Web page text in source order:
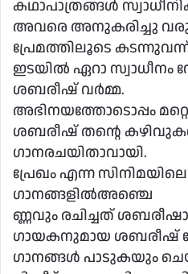
കഥാപാത്രങ്ങൾ
അവരെ അനുകരിച്ചു
പ്രേമത്തിലൂടെ
ഇടയിൽ ഏറാ സ്വാധീനം
ശബരീഷ് വർമ്മ.
അഭിനയത്തോടൊപ്പം
ശബരീഷ് തൻ്റെ
ഗാനരചയിതാവായി.
പ്രേഖം എന്ന
ഗാനങ്ങളിൽഅഞ്ചെ
ണ്ണവും രചിച്ചത്
ഗായകനുമായ ശബരീഷ്
ഗാനങ്ങൾ പാടുകയും